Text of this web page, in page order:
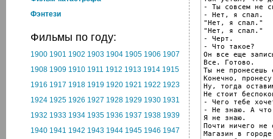
Фэнтези
Фильмы по году:
1900 1901 1902 1903 1904 1905 1906 1907
1908 1909 1910 1911 1912 1913 1914 1915
1916 1917 1918 1919 1920 1921 1922 1923
1924 1925 1926 1927 1928 1929 1930 1931
1932 1933 1934 1935 1936 1937 1938 1939
1940 1941 1942 1943 1944 1945 1946 1947
- Ты совсем не
- Нет, я спал.
"Нет, я спал."
"Нет, я спал."
- Черт.
- Что такое?
Он все еще
Все. Готово.
Ты не пронесешь
Конечно,
Ну, тогда
Не стоит
- Чего тебе
- Не знаю. А что
Я не знаю.
Почти ничего не
Магазин в городе